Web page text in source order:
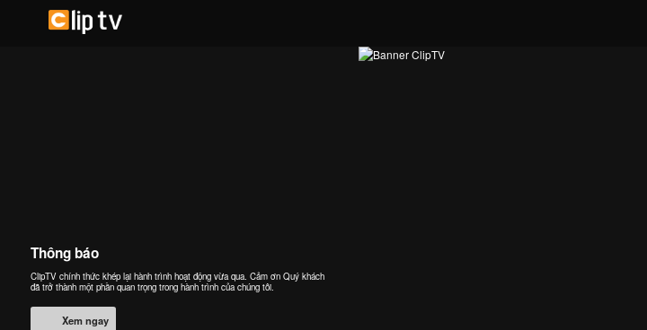
Thông báo
ClipTV chính thức khép lại hành trình hoạt động vừa qua. Cảm ơn Quý khách
đã trở thành một phần quan trọng trong hành trình của chúng tôi.
Xem ngay